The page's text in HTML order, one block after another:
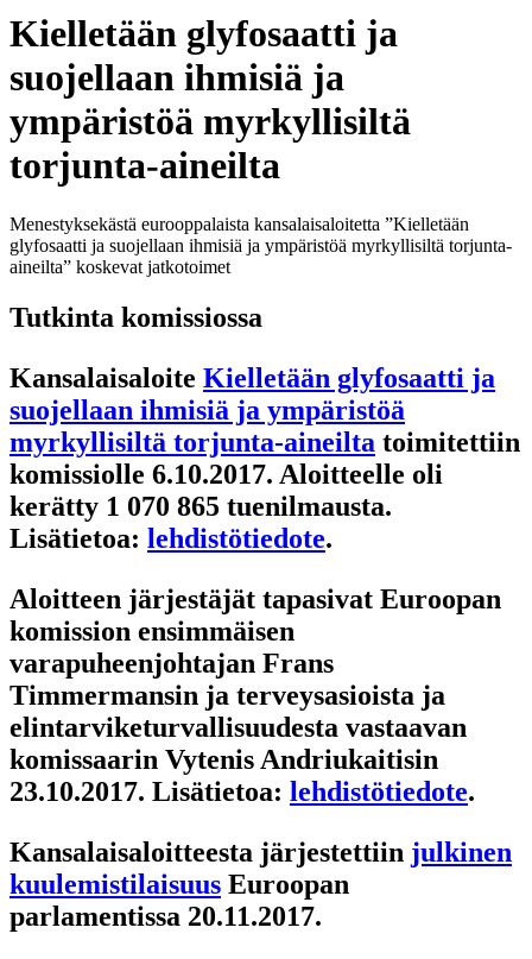
Kielletään glyfosaatti ja
suojellaan ihmisiä ja
ympäristöä myrkyllisiltä
torjunta-aineilta
Menestyksekästä eurooppalaista kansalaisaloitetta ”Kielletään
glyfosaatti ja suojellaan ihmisiä ja ympäristöä myrkyllisiltä torjunta-
aineilta” koskevat jatkotoimet
Tutkinta komissiossa
Kansalaisaloite Kielletään glyfosaatti ja
suojellaan ihmisiä ja ympäristöä
myrkyllisiltä torjunta-aineilta toimitettiin
komissiolle 6.10.2017. Aloitteelle oli
kerätty 1 070 865 tuenilmausta.
Lisätietoa: lehdistötiedote.
Aloitteen järjestäjät tapasivat Euroopan
komission ensimmäisen
varapuheenjohtajan Frans
Timmermansin ja terveysasioista ja
elintarviketurvallisuudesta vastaavan
komissaarin Vytenis Andriukaitisin
23.10.2017. Lisätietoa: lehdistötiedote.
Kansalaisaloitteesta järjestettiin julkinen
kuulemistilaisuus Euroopan
parlamentissa 20.11.2017.